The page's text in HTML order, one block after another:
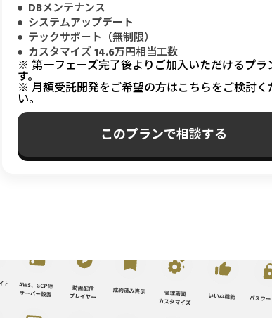
DBメンテナンス
システムアップデート
テックサポート（無制限）
カスタマイズ 14.6万円相当工数
※ 第一フェーズ完了後よりご加入いただけるプラ
す。
※ 月額受託開発をご希望の方はこちらをご検討く
い。
このプランで相談する